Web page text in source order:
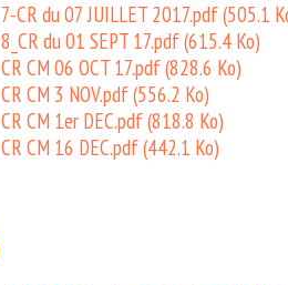
7-CR du 07 JUILLET 2017.pdf(505.1
8_CR du 01 SEPT 17.pdf(615.4 Ko)
CR CM 06 OCT 17.pdf(828.6 Ko)
CR CM 3 NOV.pdf(556.2 Ko)
CR CM 1er DEC.pdf(818.8 Ko)
CR CM 16 DEC.pdf(442.1 Ko)